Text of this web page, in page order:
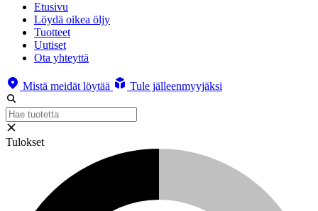
Etusivu
Löydä oikea öljy
Tuotteet
Uutiset
Ota yhteyttä
Mistä meidät löytää Tule jälleenmyyjäksi
Tulokset